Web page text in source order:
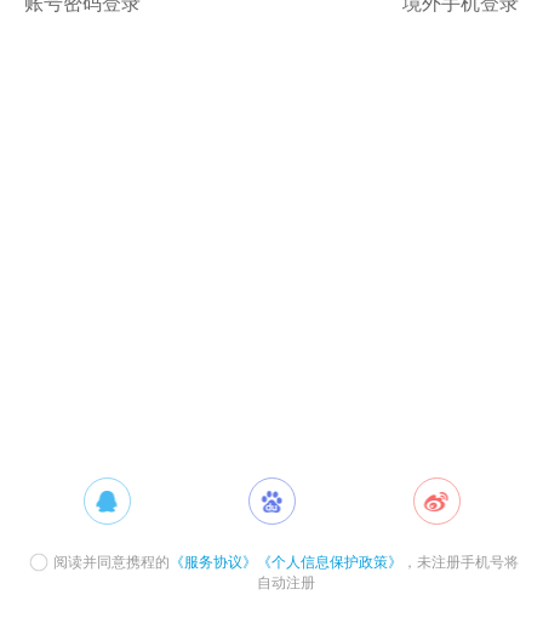
阅读并同意携程的 《服务协议》 《个人信息保护政策》
，未注册手机号将
自动注册